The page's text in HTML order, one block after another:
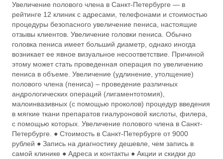
Увеличение полового члена в Санкт-Петербурге — в
рейтинге 12 клиник с адресами, телефонами и стоимостью
процедуры безопасного увеличение пениса, настоящие
отзывы клиентов. Увеличение головки пениса. Обычно
головка пениса имеет больший диаметр, однако иногда
возникает ее явное визуальное несоответствие. Причиной
этому может стать проведенная операция по увеличению
пениса в объеме. Увеличение (удлинение, утолщение)
полового члена (пениса) – проведение различных
андрологических операций (лигаментотомия),
малоинвазивных (с помощью проколов) процедур введения
в мягкие ткани препаратов гиалуроновой кислоты, филера,
с помощью которых. Увеличение полового члена в Санкт-
Петербурге. ● Стоимость в Санкт-Петербурге от 9000
рублей ● Запись на диагностику дешевле, чем запись в
самой клинике ● Адреса и контакты ● Акции и скидки до